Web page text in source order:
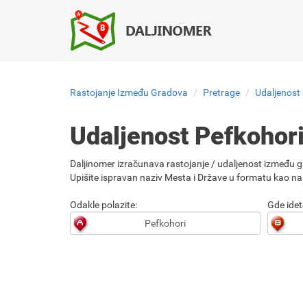
Rastojanje Između Gradova Pretrage Udaljenost
Udaljenost
Daljinomer izračunava rastojanje / udaljenost između
Upišite ispravan naziv Mesta i Države u formatu kao
Odakle polazite: Gde